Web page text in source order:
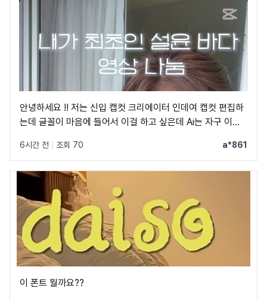
안녕하세요 !! 저는 신입 캡컷 크리에이터 인데여 캡컷 편집하
는데 글꼴이 마음에 들어서 이걸 하고 싶은데 Ai는 자구 이상
이 글꼴 가지고싶어요 ㅠ ㅂ ㅠ
6시간 전 조회 70 a*861
이 폰트 뭘까요??